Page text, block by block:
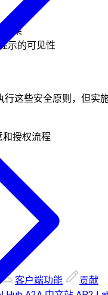
结果
示的可见性
行这些安全原则，但实
授权流程
客户端功能
贡献